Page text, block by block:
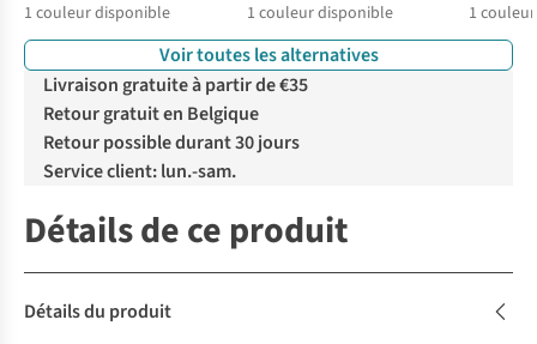
1 couleur disponible 1 couleur disponible 1
Voir toutes les alternatives
Livraison gratuite à partir de €35
Retour gratuit en Belgique
Retour possible durant 30 jours
Service client: lun.-sam.
Détails de ce produit
Détails du produit